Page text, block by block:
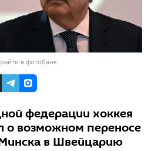
в фотобанк
федерации хоккея
о возможном переносе
в Швейцарию